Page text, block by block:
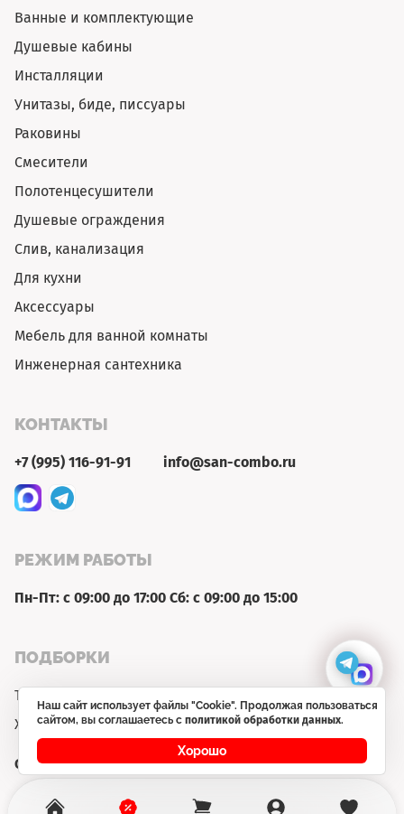
Ванные и комплектующие
Душевые кабины
Инсталляции
Унитазы, биде, писсуары
Раковины
Смесители
Полотенцесушители
Душевые ограждения
Слив, канализация
Для кухни
Аксессуары
Мебель для ванной комнаты
Инженерная сантехника
КОНТАКТЫ
+7 (995) 116-91-91 info@san-combo.ru
РЕЖИМ РАБОТЫ
Пн-Пт: с 09:00 до 17:00 Сб: с 09:00 до 15:00
ПОДБОРКИ
Товар недели
Хит продаж
Сайт не является публичной офертой
Наш сайт использует файлы "Cookie". Продолжая пользоваться
сайтом, вы соглашаетесь с политикой обработки данных.
Хорошо